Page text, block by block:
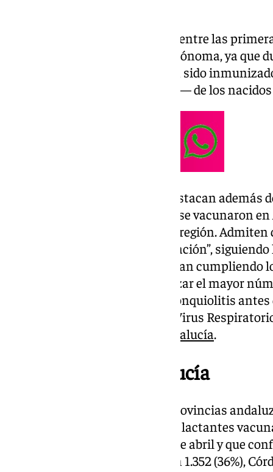
Por provincias, Málaga se sitúa entre las
vacunados de la comunidad autónoma, ya
sido 2.392 lactantes los que han sido
decir, cerca de la mitad —43,9%— de los
Desde la Consejería de Salud destacan además
concretamente este miércoles, se vacunaron
diferentes centro de salud de la región.
“un ritmo muy alto de inmunización”,
campaña del año anterior. “Se van cumpliendo
sumamente importante, alcanzar el mayor
meses protegidos frente a la bronquiolitis
la circulación de virus como el Virus
Junta de Andalucía.
Vacunados en Andalucía
En lo que respecta al resto de provincias
buen ritmo de Málaga con 2.914 lactantes
menores nacidos a partir del 1 de abril y que
campaña—, le siguen Cádiz con 1.352 (36%),